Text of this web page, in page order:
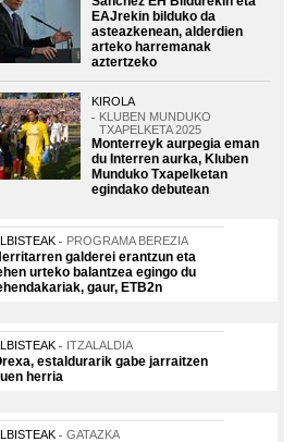
EAJrekin bilduko da
asteazkenean, alderdien
arteko harremanak
aztertzeko
KIROLA
KLUBEN MUNDUKO
TXAPELKETA 2025
Monterreyk aurpegia eman
du Interren aurka, Kluben
Munduko Txapelketan
egindako debutean
PROGRAMA BEREZIA
galderei erantzun eta
urteko balantzea egingo du
gaur, ETB2n
ITZALALDIA
estaldurarik gabe jarraitzen
herria
GATAZKA